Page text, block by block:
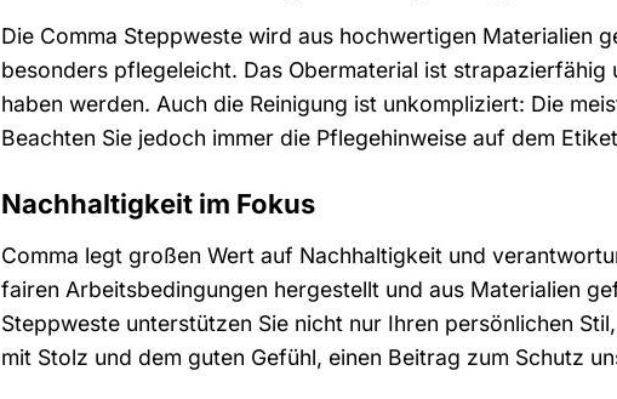
Die Comma Steppweste wird aus hochwertigen Materialien
besonders pflegeleicht. Das Obermaterial ist
haben werden. Auch die Reinigung ist unkompliziert: Die
Beachten Sie jedoch immer die Pflegehinweise auf dem
Nachhaltigkeit im Fokus
Comma legt großen Wert auf Nachhaltigkeit und
fairen Arbeitsbedingungen hergestellt und aus Materialien
Steppweste unterstützen Sie nicht nur Ihren persönlichen
mit Stolz und dem guten Gefühl, einen Beitrag zum Schutz